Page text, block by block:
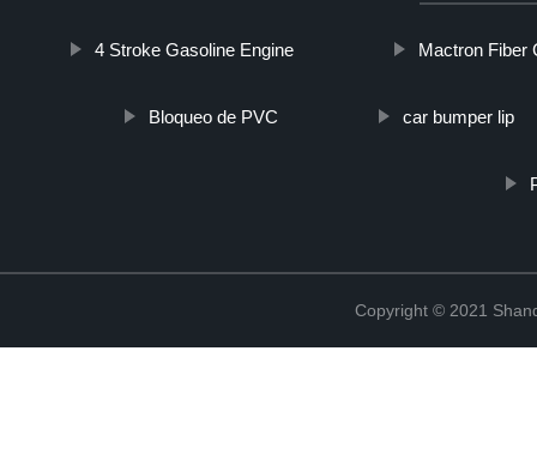
4 Stroke Gasoline Engine Mactron Fiber
Bloqueo de PVC car bumper lip
Copyright © 2021